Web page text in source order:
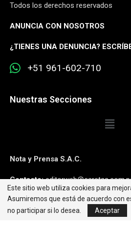
Todos los derechos reservados
ANUNCIA CON NOSOTROS
¿TIENES UNA DENUNCIA?
+51 961-602-710
Nuestras Secciones
Nota y Prensa S.A.C.
Contacto:
Síguenos:
Este sitio web utiliza cookies para
Asumiremos que está de acuerdo con
no participar si lo desea.
Aceptar